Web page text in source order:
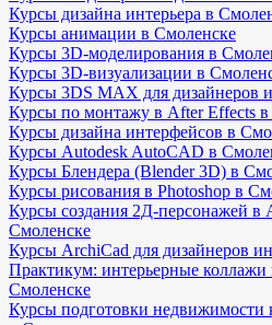
Курсы дизайна интерьера в
Курсы анимации в Смоленске
Курсы 3D-моделирования в
Курсы 3D-визуализации в
Курсы 3DS MAX для дизайнеров
Курсы по монтажу в After Effects
Курсы дизайна интерфейсов в
Курсы Autodesk AutoCAD в
Курсы Блендера (Blender 3D) в
Курсы рисования в Photoshop в
Курсы создания 2Д-персонажей в
Смоленске
Курсы ArchiCad для дизайнеров
Практикум: интерьерные коллажи
Смоленске
Курсы подготовки недвижимости